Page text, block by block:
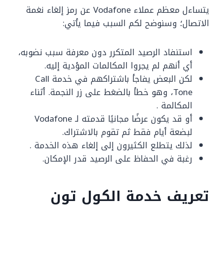
يتساءل معظم عملاء Vodafone عن رمز إلغاء نغمة
الاتصال؛ وسنوضح لكم السبب فيما يأتي:
استنفاد الرصيد المتكرر دون معرفة سبب نضوبه،
أي أنهم لم يجروا المكالمات المؤدية إليه.
لكن البعض يفاجأ باشتراكهم في خدمة Call
Tone، وهو خطأ بالضغط على زر النجمة. أثناء
المكالمة .
أو قد يكون عرضًا مجانيًا قدمته لـ Vodafone
لبضعة أيام فقط ثم تقوم بالاشتراك.
لذلك يتطلع الكثيرون إلى إلغاء هذه الخدمة .
رغبة في الحفاظ على الرصيد قدر الإمكان.
تعريف خدمة الكول تون